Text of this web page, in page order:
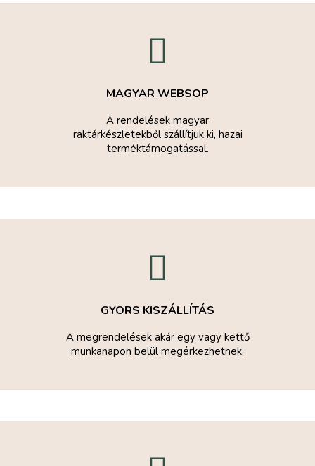
MAGYAR WEBSOP
A rendelések magyar
raktárkészletekből szállítjuk ki, hazai
terméktámogatással.
GYORS KISZÁLLÍTÁS
A megrendelések akár egy vagy kettő
munkanapon belül megérkezhetnek.